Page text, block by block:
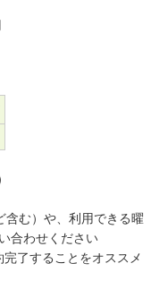
む）や、利用できる曜
合わせください
了することをオススメ